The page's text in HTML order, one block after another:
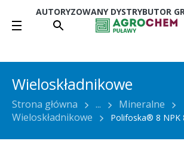
AUTORYZOWANY DYSTRYBUTOR
Wieloskładnikowe
Strona główna ...
Mineralne
Wieloskładnikowe
Polifoska® 8 NPK